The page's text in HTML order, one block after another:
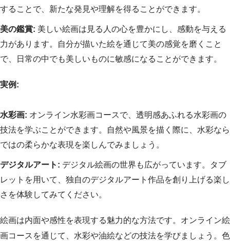
することで、新たな発見や理解を得ることができます。
美の鑑賞: 美しい絵画は見る人の心を豊かにし、感動を与える
力があります。自分が描いた絵を通じて美の感覚を磨くこと
で、日常の中でも美しいものに敏感になることができます。
実例:
水彩画: オンライン水彩画コースで、透明感あふれる水彩画の
技法を学ぶことができます。自然や風景を描く際に、水彩なら
ではの柔らかな表現を楽しんでみましょう。
デジタルアート: デジタル絵画の世界も広がっています。タブ
レットを用いて、独自のデジタルアート作品を創り上げる楽し
さを体験してみてください。
絵画は内面や感性を表現する魅力的な方法です。オンライン絵
画コースを通じて、水彩や油絵などの技法を学びましょう。色